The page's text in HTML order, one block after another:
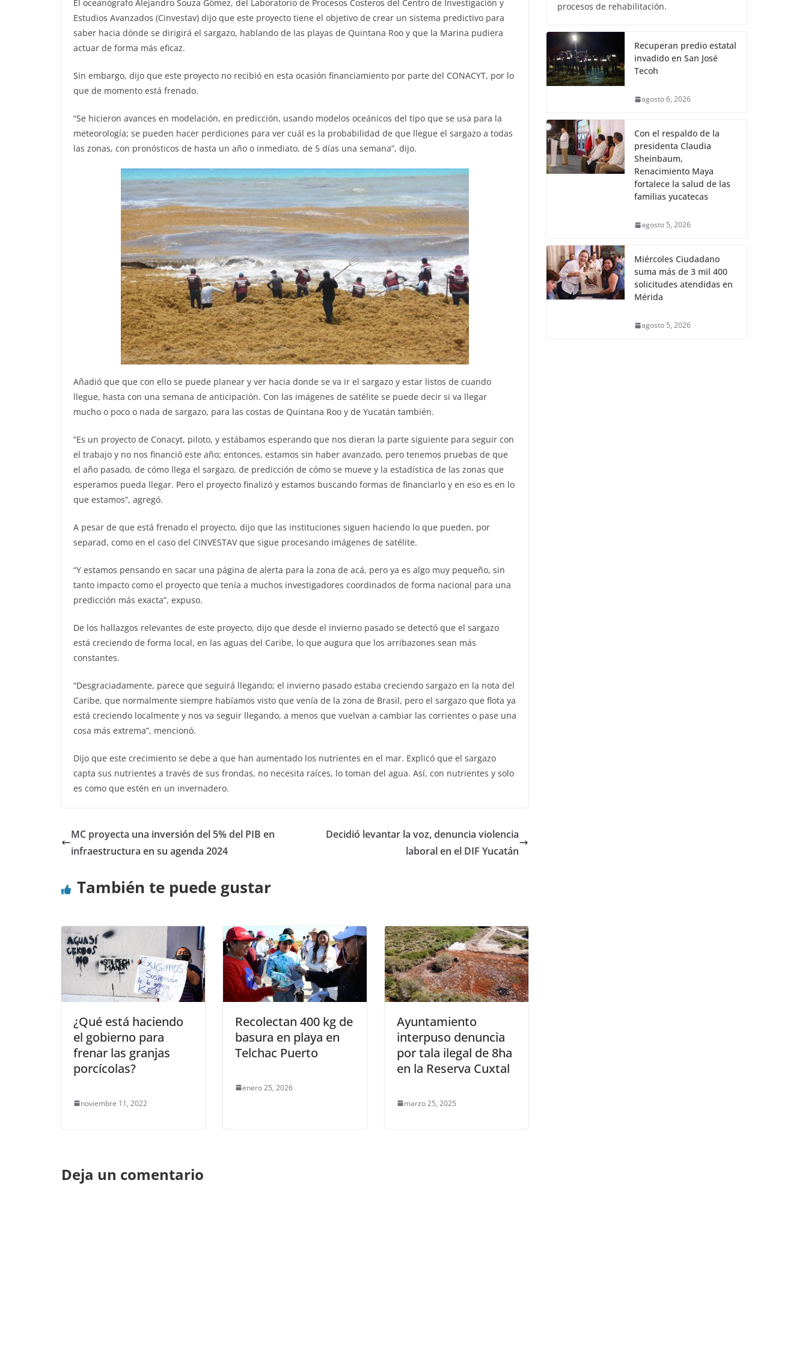
El oceanógrafo Alejandro Souza Gómez, del Laboratorio de Procesos Costeros del Centro de Investigación y
Estudios Avanzados (Cinvestav) dijo que este proyecto tiene el objetivo de crear un sistema predictivo para
saber hacia dónde se dirigirá el sargazo, hablando de las playas de Quintana Roo y que la Marina pudiera
actuar de forma más eficaz.
Sin embargo, dijo que este proyecto no recibió en esta ocasión financiamiento por parte del CONACYT, por lo
que de momento está frenado.
“Se hicieron avances en modelación, en predicción, usando modelos oceánicos del tipo que se usa para la
meteorología; se pueden hacer perdiciones para ver cuál es la probabilidad de que llegue el sargazo a todas
las zonas, con pronósticos de hasta un año o inmediato, de 5 días una semana”, dijo.
Añadió que que con ello se puede planear y ver hacia donde se va ir el sargazo y estar listos de cuando
llegue, hasta con una semana de anticipación. Con las imágenes de satélite se puede decir si va llegar
mucho o poco o nada de sargazo, para las costas de Quintana Roo y de Yucatán también.
“Es un proyecto de Conacyt, piloto, y estábamos esperando que nos dieran la parte siguiente para seguir con
el trabajo y no nos financió este año; entonces, estamos sin haber avanzado, pero tenemos pruebas de que
el año pasado, de cómo llega el sargazo, de predicción de cómo se mueve y la estadística de las zonas que
esperamos pueda llegar. Pero el proyecto finalizó y estamos buscando formas de financiarlo y en eso es en lo
que estamos”, agregó.
A pesar de que está frenado el proyecto, dijo que las instituciones siguen haciendo lo que pueden, por
separad, como en el caso del CINVESTAV que sigue procesando imágenes de satélite.
“Y estamos pensando en sacar una página de alerta para la zona de acá, pero ya es algo muy pequeño, sin
tanto impacto como el proyecto que tenía a muchos investigadores coordinados de forma nacional para una
predicción más exacta”, expuso.
De los hallazgos relevantes de este proyecto, dijo que desde el invierno pasado se detectó que el sargazo
está creciendo de forma local, en las aguas del Caribe, lo que augura que los arribazones sean más
constantes.
“Desgraciadamente, parece que seguirá llegando; el invierno pasado estaba creciendo sargazo en la nota del
Caribe, que normalmente siempre habíamos visto que venía de la zona de Brasil, pero el sargazo que flota ya
está creciendo localmente y nos va seguir llegando, a menos que vuelvan a cambiar las corrientes o pase una
cosa más extrema”, mencionó.
Dijo que este crecimiento se debe a que han aumentado los nutrientes en el mar. Explicó que el sargazo
capta sus nutrientes a través de sus frondas, no necesita raíces, lo toman del agua. Así, con nutrientes y solo
es como que estén en un invernadero.
MC proyecta una inversión del 5% del PIB en
infraestructura en su agenda 2024
Decidió levantar la voz, denuncia violencia
laboral en el DIF Yucatán
También te puede gustar
¿Qué está haciendo
el gobierno para
frenar las granjas
porcícolas?
noviembre 11, 2022
Recolectan 400 kg de
basura en playa en
Telchac Puerto
enero 25, 2026
Ayuntamiento
interpuso denuncia
por tala ilegal de 8ha
en la Reserva Cuxtal
marzo 25, 2025
Deja un comentario
procesos de rehabilitación.
Recuperan predio estatal
invadido en San José
Tecoh
agosto 6, 2026
Con el respaldo de la
presidenta Claudia
Sheinbaum,
Renacimiento Maya
fortalece la salud de las
familias yucatecas
agosto 5, 2026
Miércoles Ciudadano
suma más de 3 mil 400
solicitudes atendidas en
Mérida
agosto 5, 2026